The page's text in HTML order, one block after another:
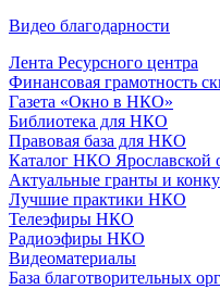
Видео благодарности
Лента Ресурсного центра
Финансовая грамотность
Газета «Окно в НКО»
Библиотека для НКО
Правовая база для НКО
Каталог НКО Ярославской
Актуальные гранты и
Лучшие практики НКО
Телеэфиры НКО
Радиоэфиры НКО
Видеоматериалы
База благотворительных